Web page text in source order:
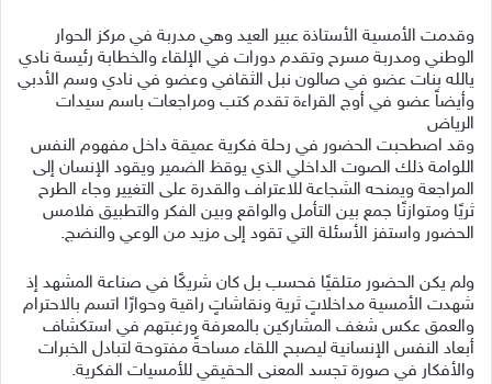
وقدمت الأمسية الأستاذة عبير العيد وهي مدربة في مركز الحوار
الوطني ومدربة مسرح وتقدم دورات في الإلقاء والخطابة رئيسة نادي
يالله بنات عضو في صالون نبل الثقافي وعضو في نادي وسم الأدبي
وأيضاً عضو في أوج القراءة تقدم كتب ومراجعات باسم سيدات
الرياض
وقد اصطحبت الحضور في رحلة فكرية عميقة داخل مفهوم النفس
اللوامة ذلك الصوت الداخلي الذي يوقظ الضمير ويقود الإنسان إلى
المراجعة ويمنحه الشجاعة للاعتراف والقدرة على التغيير وجاء الطرح
ثريًا ومتوازنًا جمع بين التأمل والواقع وبين الفكر والتطبيق فلامس
الحضور واستفز الأسئلة التي تقود إلى مزيد من الوعي والنضج.
ولم يكن الحضور متلقيًا فحسب بل كان شريكًا في صناعة المشهد إذ
شهدت الأمسية مداخلاتٍ ثرية ونقاشاتٍ راقية وحوارًا اتسم بالاحترام
والعمق عكس شغف المشاركين بالمعرفة ورغبتهم في استكشاف
أبعاد النفس الإنسانية ليصبح اللقاء مساحةً مفتوحة لتبادل الخبرات
والأفكار في صورة تجسد المعنى الحقيقي للأمسيات الفكرية.